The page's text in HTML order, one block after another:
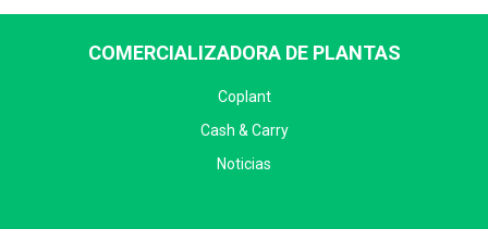
COMERCIALIZADORA DE PLANTAS
Coplant
Cash & Carry
Noticias